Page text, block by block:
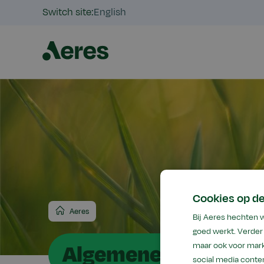
Switch site:English
Aeres
Algemene
Cookies op
Bij Aeres hechten
goed werkt.
maar ook voor
social media